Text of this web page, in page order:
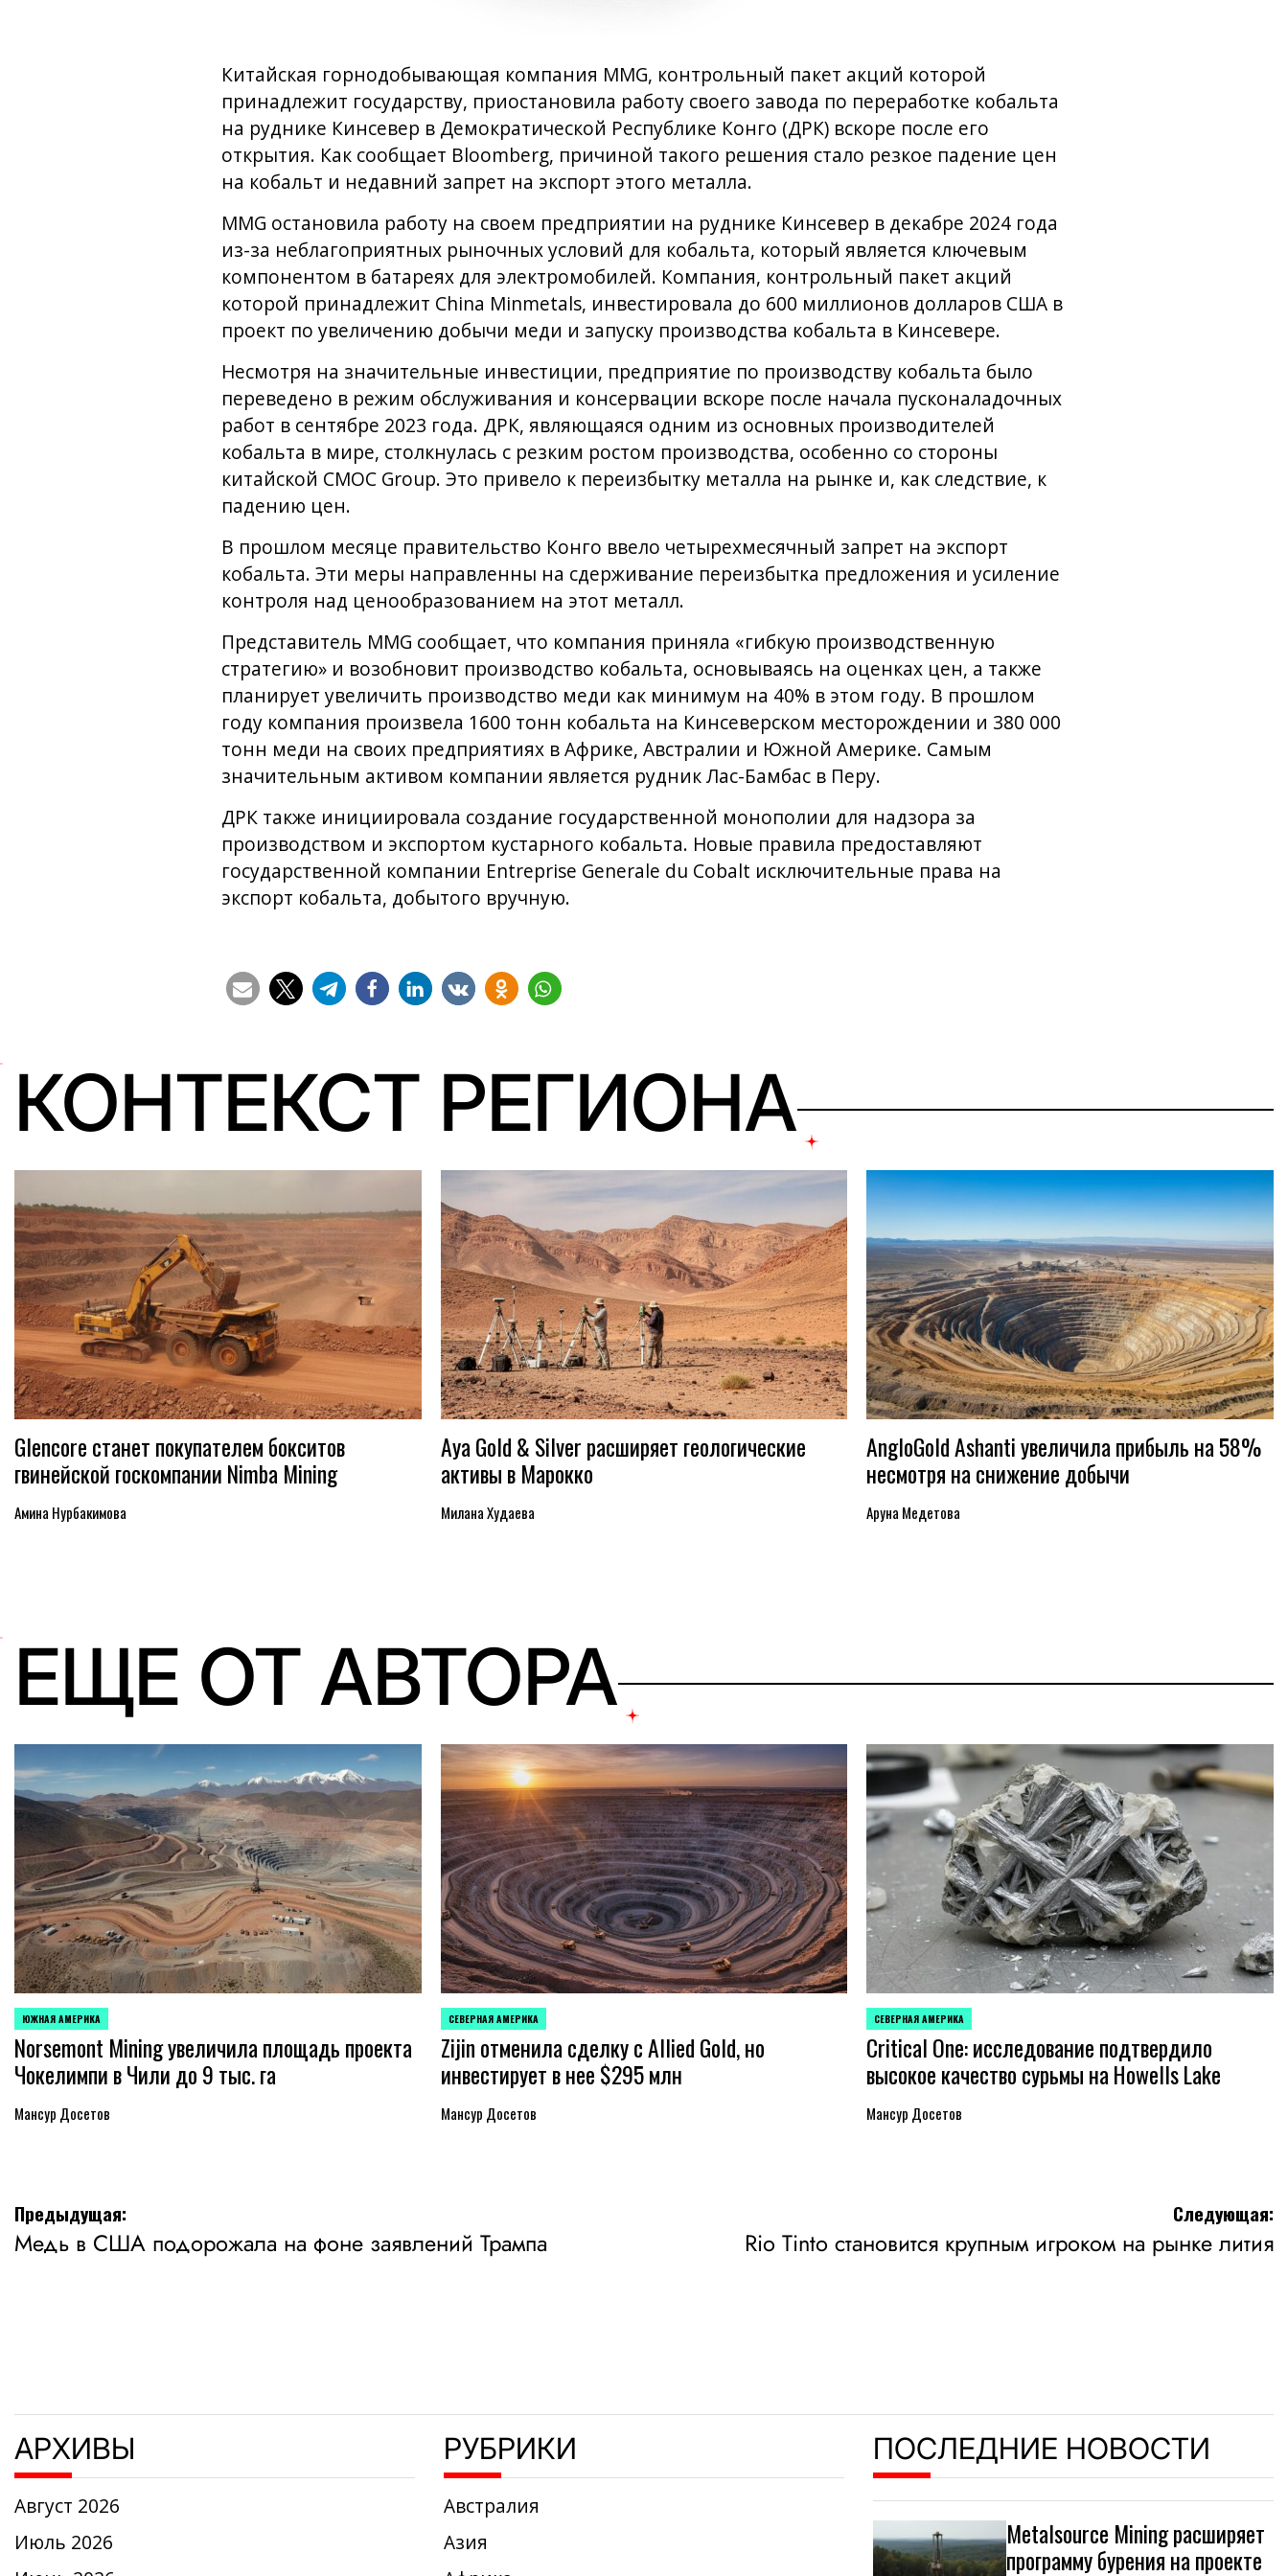
Китайская горнодобывающая компания MMG, контрольный пакет акций которой
принадлежит государству, приостановила работу своего завода по переработке кобальта
на руднике Кинсевер в Демократической Республике Конго (ДРК) вскоре после его
открытия. Как сообщает Bloomberg, причиной такого решения стало резкое падение цен
на кобальт и недавний запрет на экспорт этого металла.
MMG остановила работу на своем предприятии на руднике Кинсевер в декабре 2024 года
из-за неблагоприятных рыночных условий для кобальта, который является ключевым
компонентом в батареях для электромобилей. Компания, контрольный пакет акций
которой принадлежит China Minmetals, инвестировала до 600 миллионов долларов США в
проект по увеличению добычи меди и запуску производства кобальта в Кинсевере.
Несмотря на значительные инвестиции, предприятие по производству кобальта было
переведено в режим обслуживания и консервации вскоре после начала пусконаладочных
работ в сентябре 2023 года. ДРК, являющаяся одним из основных производителей
кобальта в мире, столкнулась с резким ростом производства, особенно со стороны
китайской CMOC Group. Это привело к переизбытку металла на рынке и, как следствие, к
падению цен.
В прошлом месяце правительство Конго ввело четырехмесячный запрет на экспорт
кобальта. Эти меры направленны на сдерживание переизбытка предложения и усиление
контроля над ценообразованием на этот металл.
Представитель MMG сообщает, что компания приняла «гибкую производственную
стратегию» и возобновит производство кобальта, основываясь на оценках цен, а также
планирует увеличить производство меди как минимум на 40% в этом году. В прошлом
году компания произвела 1600 тонн кобальта на Кинсеверском месторождении и 380 000
тонн меди на своих предприятиях в Африке, Австралии и Южной Америке. Самым
значительным активом компании является рудник Лас-Бамбас в Перу.
ДРК также инициировала создание государственной монополии для надзора за
производством и экспортом кустарного кобальта. Новые правила предоставляют
государственной компании Entreprise Generale du Cobalt исключительные права на
экспорт кобальта, добытого вручную.
КОНТЕКСТ РЕГИОНА
Glencore станет покупателем бокситов
гвинейской госкомпании Nimba Mining
Амина Нурбакимова
Aya Gold & Silver расширяет геологические
активы в Марокко
Милана Худаева
AngloGold Ashanti увеличила прибыль на 58%
несмотря на снижение добычи
Аруна Медетова
ЕЩЕ ОТ АВТОРА
ОПУБЛИКОВАНО
В
ЮЖНАЯ АМЕРИКА
Norsemont Mining увеличила площадь проекта
Чокелимпи в Чили до 9 тыс. га
Мансур Досетов
ОПУБЛИКОВАНО
В
СЕВЕРНАЯ АМЕРИКА
Zijin отменила сделку с Allied Gold, но
инвестирует в нее $295 млн
Мансур Досетов
ОПУБЛИКОВАНО
В
СЕВЕРНАЯ АМЕРИКА
Critical One: исследование подтвердило
высокое качество сурьмы на Howells Lake
Мансур Досетов
Навигация
по
Предыдущая:
Медь в США подорожала на фоне заявлений Трампа
Следующая:
Rio Tinto становится крупным игроком на рынке лития
АРХИВЫ
Август 2026
Июль 2026
РУБРИКИ
Австралия
Азия
ПОСЛЕДНИЕ НОВОСТИ
Metalsource Mining расширяет
программу бурения на проекте